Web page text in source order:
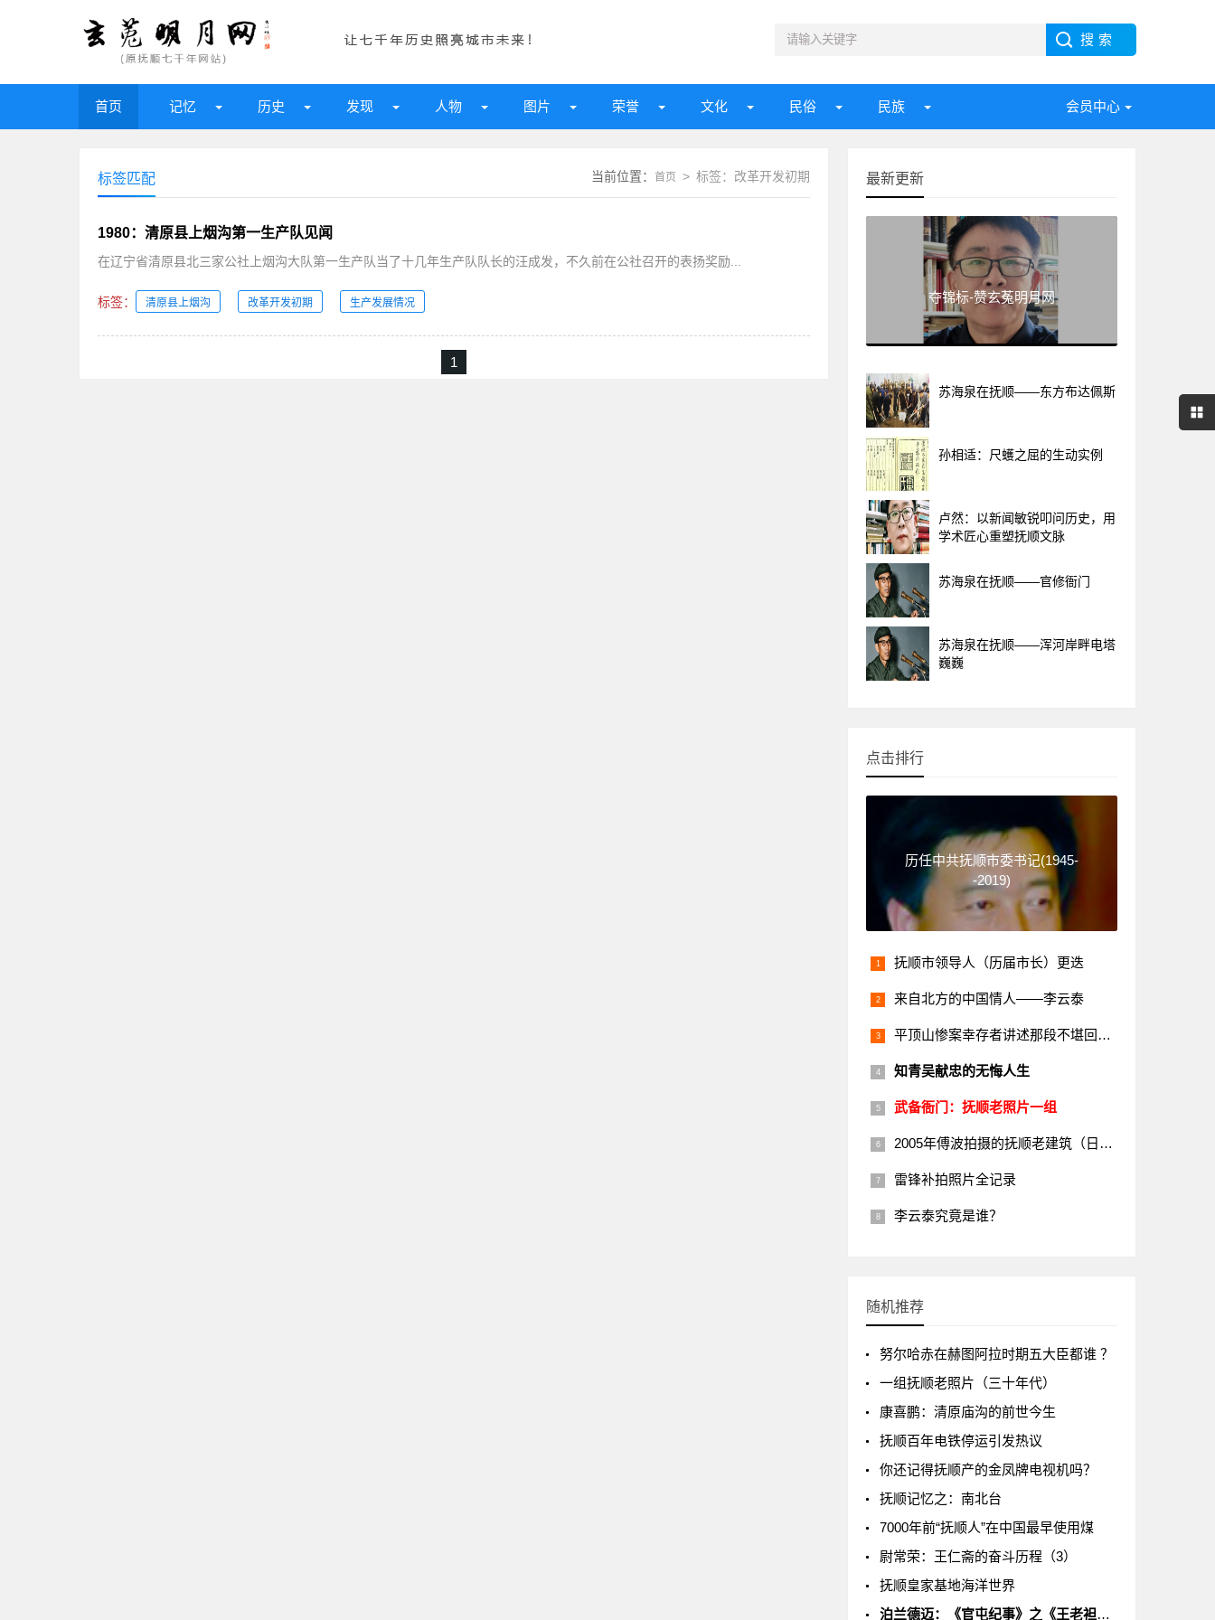
首页 记忆 历史 发现 人物 图片 荣誉 文化 民俗 民族 会员中心
当前位置： 首页 > 标签：改革开发初期
标签匹配
1980：清原县上烟沟第一生产队见闻
在辽宁省清原县北三家公社上烟沟大队第一生产队当了十几年生产队队长的汪成发，不久前在公社召开的表扬奖励...
标签： 清原县上烟沟 改革开发初期 生产发展情况
1
最新更新
夺锦标-赞玄菟明月网
苏海泉在抚顺——东方布达佩斯
孙相适：尺蠖之屈的生动实例
卢然：以新闻敏锐叩问历史，用
学术匠心重塑抚顺文脉
苏海泉在抚顺——官修衙门
苏海泉在抚顺——浑河岸畔电塔
巍巍
点击排行
历任中共抚顺市委书记(1945-
-2019)
抚顺市领导人（历届市长）更迭
来自北方的中国情人——李云泰
平顶山惨案幸存者讲述那段不堪回首的历史
知青吴献忠的无悔人生
武备衙门：抚顺老照片一组
2005年傅波拍摄的抚顺老建筑（日本楼）
雷锋补拍照片全记录
李云泰究竟是谁？
随机推荐
努尔哈赤在赫图阿拉时期五大臣都谁 ？
一组抚顺老照片（三十年代）
康喜鹏：清原庙沟的前世今生
抚顺百年电铁停运引发热议
你还记得抚顺产的金凤牌电视机吗？
抚顺记忆之：南北台
7000年前“抚顺人”在中国最早使用煤
尉常荣：王仁斋的奋斗历程（3）
抚顺皇家基地海洋世界
泊兰德迈：《官屯纪事》之《王老袒儿》